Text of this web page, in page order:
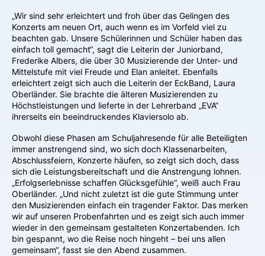
„Wir sind sehr erleichtert und froh über das Gelingen des
Konzerts am neuen Ort, auch wenn es im Vorfeld viel zu
beachten gab. Unsere Schülerinnen und Schüler haben das
einfach toll gemacht“, sagt die Leiterin der Juniorband,
Frederike Albers, die über 30 Musizierende der Unter- und
Mittelstufe mit viel Freude und Elan anleitet. Ebenfalls
erleichtert zeigt sich auch die Leiterin der EckBand, Laura
Oberländer. Sie brachte die älteren Musizierenden zu
Höchstleistungen und lieferte in der Lehrerband „EVA“
ihrerseits ein beeindruckendes Klaviersolo ab.
Obwohl diese Phasen am Schuljahresende für alle Beteiligten
immer anstrengend sind, wo sich doch Klassenarbeiten,
Abschlussfeiern, Konzerte häufen, so zeigt sich doch, dass
sich die Leistungsbereitschaft und die Anstrengung lohnen.
„Erfolgserlebnisse schaffen Glücksgefühle“, weiß auch Frau
Oberländer. „Und nicht zuletzt ist die gute Stimmung unter
den Musizierenden einfach ein tragender Faktor. Das merken
wir auf unseren Probenfahrten und es zeigt sich auch immer
wieder in den gemeinsam gestalteten Konzertabenden. Ich
bin gespannt, wo die Reise noch hingeht – bei uns allen
gemeinsam“, fasst sie den Abend zusammen.